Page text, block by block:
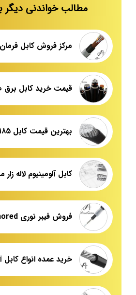
مطالب خواندنی دیگر
مرکز فروش کابل فرمان
قیمت خرید کابل
کابل آلومینیوم لاله